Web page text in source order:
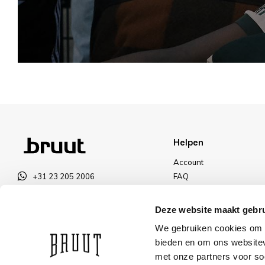
Deze website maakt
We gebruiken cookies
bieden en om ons
met onze partners voor
+31 23 205 2006
OPENINGSTIJDEN
Helpen
Account
FAQ
Betalen
Kortingen